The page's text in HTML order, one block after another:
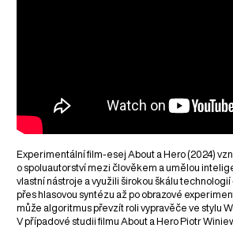
Experimentální film-esej About a Hero (2024)
o spoluautorství mezi člověkem a umělou
vlastní nástroje a využili širokou škálu
přes hlasovou syntézu až po obrazové
může algoritmus převzít roli vypravěče ve stylu
V případové studii filmu About a Hero Piotr